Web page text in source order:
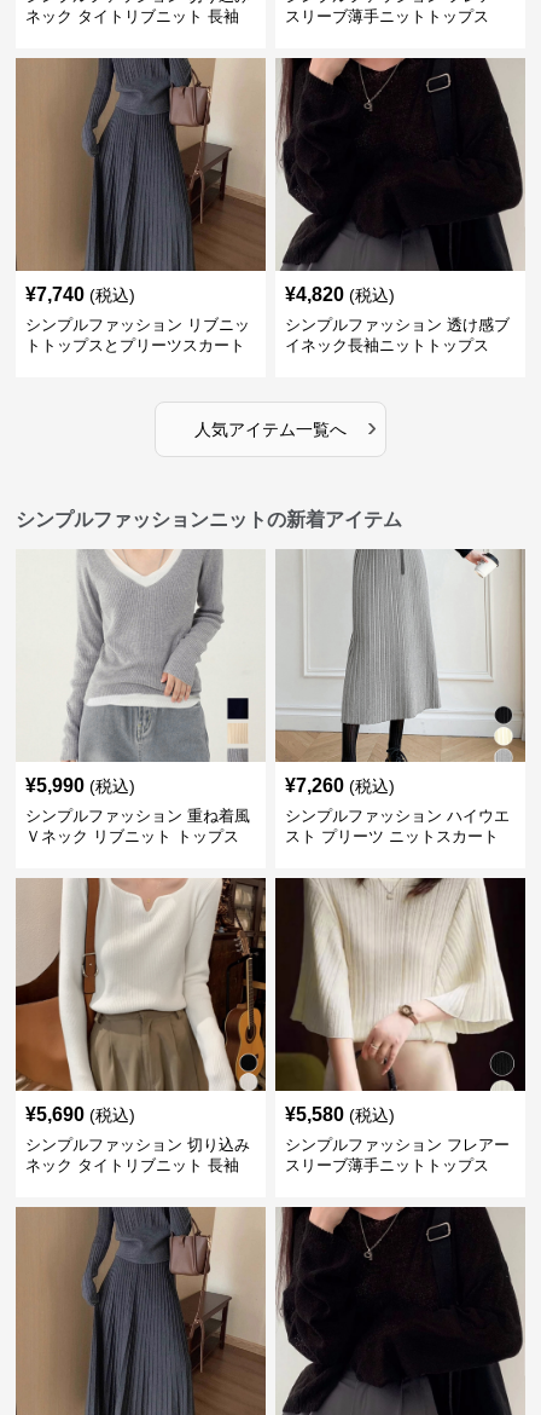
ネック タイトリブニット 長袖
スリーブ薄手ニットトップス
¥7,740 (税込)
シンプルファッション リブニッ
トトップスとプリーツスカート
¥4,820 (税込)
シンプルファッション 透け感ブ
イネック長袖ニットトップス
人気アイテム一覧へ ›
シンプルファッションニットの新着アイテム
¥5,990 (税込)
シンプルファッション 重ね着風
Ｖネック リブニット トップス
¥7,260 (税込)
シンプルファッション ハイウエ
スト プリーツ ニットスカート
¥5,690 (税込)
シンプルファッション 切り込み
ネック タイトリブニット 長袖
¥5,580 (税込)
シンプルファッション フレアー
スリーブ薄手ニットトップス